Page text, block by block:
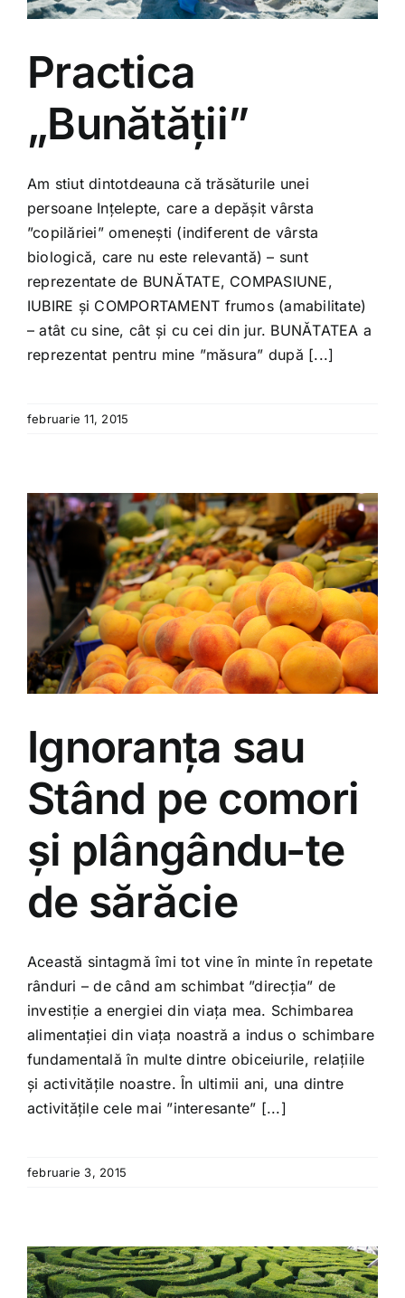
Practica
„Bunătății”
Am stiut dintotdeauna că trăsăturile unei
persoane Ințelepte, care a depășit vârsta
”copilăriei” omenești (indiferent de vârsta
biologică, care nu este relevantă) – sunt
reprezentate de BUNĂTATE, COMPASIUNE,
IUBIRE și COMPORTAMENT frumos (amabilitate)
– atât cu sine, cât și cu cei din jur. BUNĂTATEA a
reprezentat pentru mine ”măsura” după [...]
februarie 11, 2015
Ignoranța sau
Stând pe comori
și plângându-te
de sărăcie
Această sintagmă îmi tot vine în minte în repetate
rânduri – de când am schimbat ”direcția” de
investiție a energiei din viața mea. Schimbarea
alimentației din viața noastră a indus o schimbare
fundamentală în multe dintre obiceiurile, relațiile
și activitățile noastre. În ultimii ani, una dintre
activitățile cele mai ”interesante” [...]
februarie 3, 2015